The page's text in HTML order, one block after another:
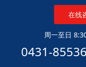
在线
周一至日
0431-